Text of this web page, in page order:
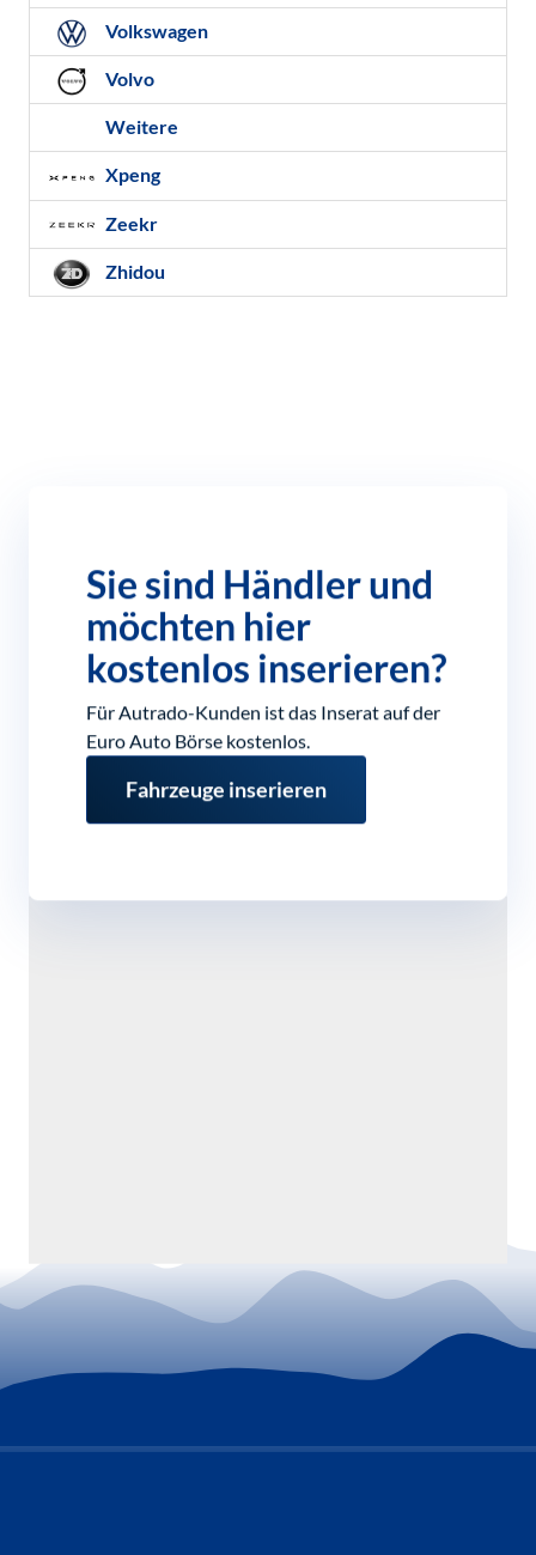
Volkswagen
Volvo
Weitere
Xpeng
Zeekr
Zhidou
Sie sind Händler und
möchten hier
kostenlos inserieren?
Für Autrado-Kunden ist das Inserat auf der
Euro Auto Börse kostenlos.
Fahrzeuge inserieren